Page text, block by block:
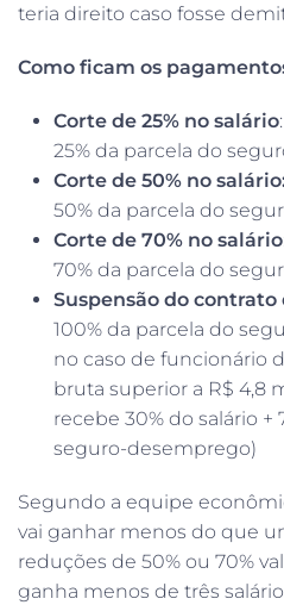
teria direito caso fosse
Como ficam os
Corte de 25% no salário
25% da parcela do
Corte de 50% no
50% da parcela do
Corte de 70% no salário
70% da parcela do
Suspensão do
100% da parcela do
no caso de funcionário
bruta superior a R$ 4,8
recebe 30% do salário +
seguro-desemprego)
Segundo a equipe
vai ganhar menos do que
reduções de 50% ou 70%
ganha menos de três